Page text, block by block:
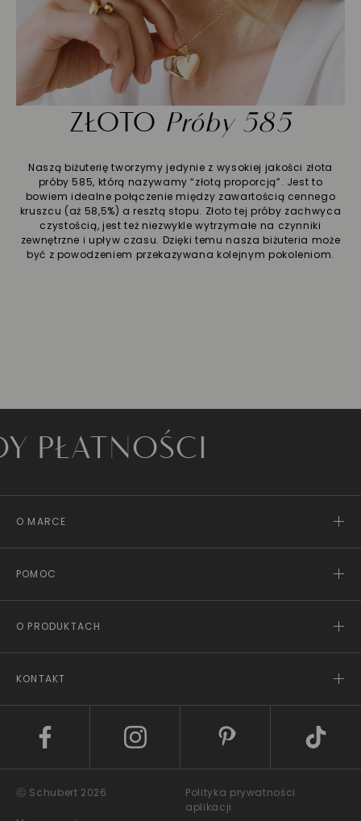
ZŁOTO Próby 585
Naszą biżuterię tworzymy jedynie z wysokiej jakości złota
próby 585, którą nazywamy “złotą proporcją”. Jest to
bowiem idealne połączenie między zawartością cennego
kruszcu (aż 58,5%) a resztą stopu. Złoto tej próby zachwyca
czystością, jest też niezwykle wytrzymałe na czynniki
zewnętrzne i upływ czasu. Dzięki temu nasza biżuteria może
być z powodzeniem przekazywana kolejnym pokoleniom.
O MARCE
POMOC
O PRODUKTACH
KONTAKT
ⓒ Schubert 2026
Polityka prywatności
aplikacji